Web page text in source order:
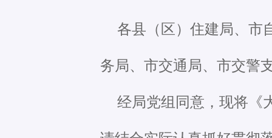
各县（区）住建局、市
务局、市交通局、市交警
经局党组同意，现将《